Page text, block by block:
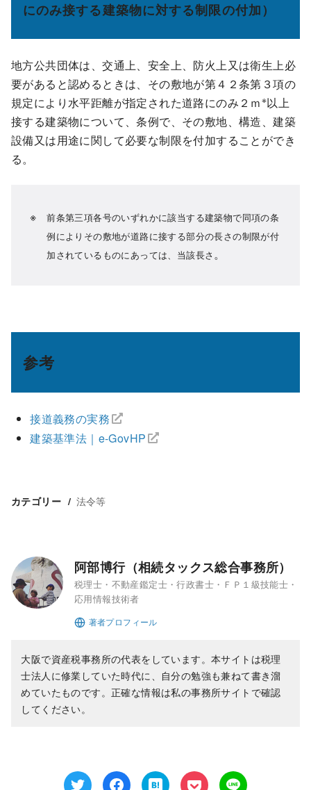
にのみ接する建築物に対する制限の付加）
地方公共団体は、交通上、安全上、防火上又は衛生上必
要があると認めるときは、その敷地が第４２条第３項の
規定により水平距離が指定された道路にのみ２ｍ※以上
接する建築物について、条例で、その敷地、構造、建築
設備又は用途に関して必要な制限を付加することができ
る。
前条第三項各号のいずれかに該当する建築物で同項の条
例によりその敷地が道路に接する部分の長さの制限が付
加されているものにあっては、当該長さ。
参考
接道義務の実務
建築基準法｜e-GovHP
カテゴリー 法令等
阿部博行（相続タックス総合事務所）
税理士・不動産鑑定士・行政書士・ＦＰ１級技能士・
応用情報技術者
大阪で資産税事務所の代表をしています。本サイトは税理
士法人に修業していた時代に、自分の勉強も兼ねて書き溜
めていたものです。正確な情報は私の事務所サイトで確認
してください。